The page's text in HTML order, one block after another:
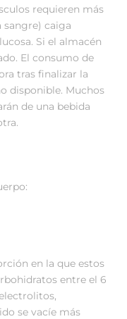
requieren más
sangre) caiga
Si el almacén
El consumo de
tras finalizar la
disponible. Muchos
de una bebida
en la que estos
entre el 6
se vacíe más